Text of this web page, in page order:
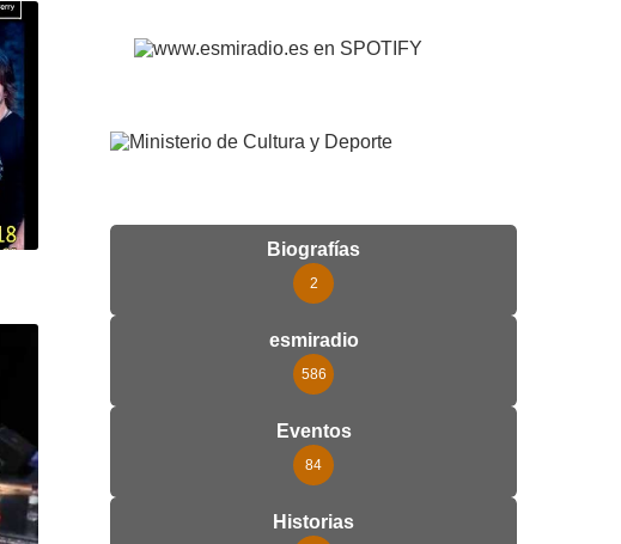
Biografías
2
esmiradio
586
Eventos
84
Historias